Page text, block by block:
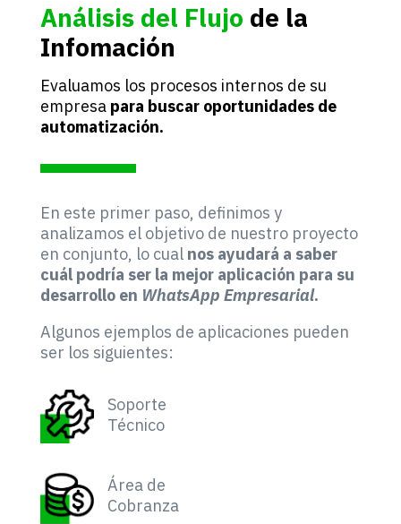
Análisis del Flujo de la
Infomación
Evaluamos los procesos internos de su
empresa para buscar oportunidades de
automatización.
En este primer paso, definimos y
analizamos el objetivo de nuestro proyecto
en conjunto, lo cualnos ayudará a saber
cuál podría ser la mejor aplicación para su
desarrollo en WhatsApp Empresarial.
Algunos ejemplos de aplicaciones pueden
ser los siguientes:
Soporte
Técnico
Área de
Cobranza